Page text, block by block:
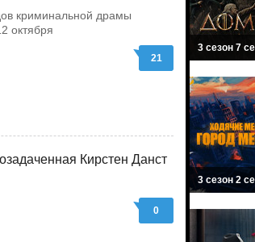
криминальной драмы
октября
21
Кирстен Данст
0
3 сезон 7
3 сезон 2